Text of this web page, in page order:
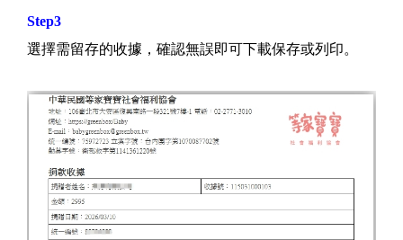
Step3
選擇需留存的收據，確認無誤即可下載保存或列印。